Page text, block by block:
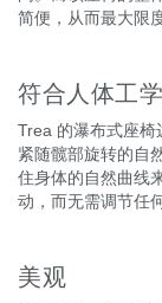
简便，从而最大限
符合人体工
Trea 的瀑布式座椅
紧随髋部旋转的自
住身体的自然曲线
动，而无需调节任
美观